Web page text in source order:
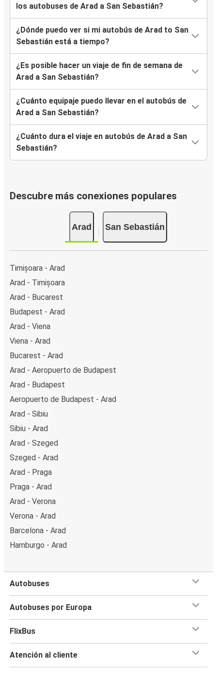
los autobuses de Arad a San Sebastián?
¿Dónde puedo ver si mi autobús de Arad to San
Sebastián está a tiempo?
¿Es posible hacer un viaje de fin de semana de
Arad a San Sebastián?
¿Cuánto equipaje puedo llevar en el autobús de
Arad a San Sebastián?
¿Cuánto dura el viaje en autobús de Arad a San
Sebastián?
Descubre más conexiones populares
Arad San Sebastián
Timișoara - Arad
Arad - Timișoara
Arad - Bucarest
Budapest - Arad
Arad - Viena
Viena - Arad
Bucarest - Arad
Arad - Aeropuerto de Budapest
Arad - Budapest
Aeropuerto de Budapest - Arad
Arad - Sibiu
Sibiu - Arad
Arad - Szeged
Szeged - Arad
Arad - Praga
Praga - Arad
Arad - Verona
Verona - Arad
Barcelona - Arad
Hamburgo - Arad
Autobuses
Autobuses por Europa
FlixBus
Atención al cliente